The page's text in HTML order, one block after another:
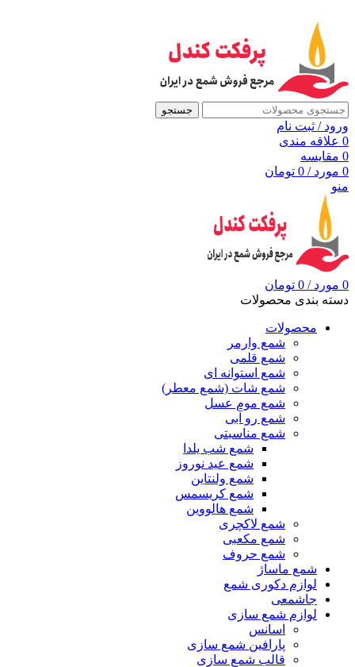
جستجو
ورود / ثبت نام
0 علاقه مندی
0 مقايسه
0 مورد /
0 تومان
منو
0 مورد /
0 تومان
دسته بندی محصولات
محصولات
شمع وارمر
شمع قلمی
شمع استوانه ای
شمع شات (شمع معطر)
شمع موم عسل
شمع رو آبی
شمع مناسبتی
شمع شب یلدا
شمع عید نوروز
شمع ولنتاین
شمع کریسمس
شمع هالووین
شمع لاکچری
شمع مکعبی
شمع حروف
شمع ماساژ
لوازم دکوری شمع
جاشمعی
لوازم شمع سازی
اسانس
پارافین شمع سازی
قالب شمع سازی